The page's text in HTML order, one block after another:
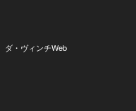
ダ・ヴィンチWeb